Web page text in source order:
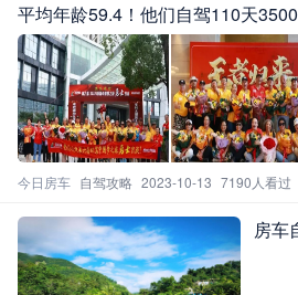
平均年龄59.4！他们自驾110天
一生的旅程
今日房车 自驾攻略 2023-10-13 7190人看过
房车